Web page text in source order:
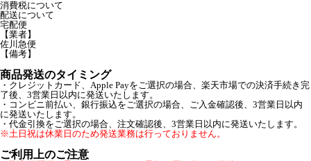
消費税について
配送について
宅配便
【業者】
佐川急便
【備考】
商品発送のタイミング
・クレジットカード、Apple Payをご選択の場合、楽天市場での決済手続き完
了後、3営業日以内に発送いたします。
・コンビニ前払い、銀行振込をご選択の場合、ご入金確認後、3営業日以内
に発送いたします。
・代金引換をご選択の場合、注文確認後、3営業日以内に発送いたします。
※土日祝は休業日のため発送業務は行っておりません。
ご利用上のご注意